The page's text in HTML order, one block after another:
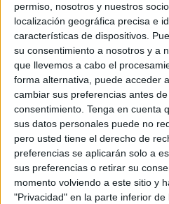
permiso, nosotros y nuestros
localización geográfica precisa e
características de dispositivos.
su consentimiento a nosotros y a
que llevemos a cabo el
forma alternativa, puede acceder
cambiar sus preferencias antes
consentimiento. Tenga en cuenta
sus datos personales puede no
pero usted tiene el derecho de
preferencias se aplicarán solo a
sus preferencias o retirar su
momento volviendo a este sitio y
"Privacidad" en la parte inferior de
Contacto cliente: Eva
Elena Zamorano, Marta
Agencia: NATEEVO
Productora: Kult Culture
Actor Principal: Pepín Tre
Realizador: Roberto
Director creativo: Carlos